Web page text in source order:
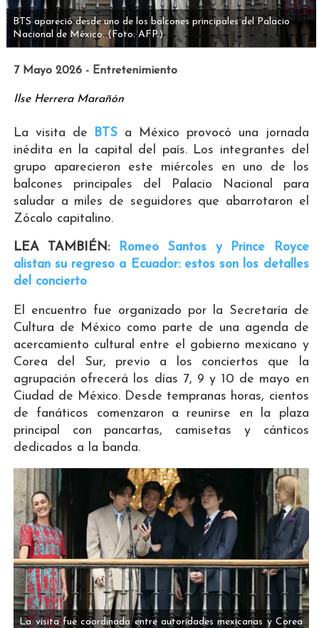
BTS apareció desde uno de los balcones principales del Palacio
Nacional de México. (Foto: AFP.)
7 Mayo 2026 - Entretenimiento
Ilse Herrera Marañón
La visita de BTS a México provocó una jornada
inédita en la capital del país. Los integrantes del
grupo aparecieron este miércoles en uno de los
balcones principales del Palacio Nacional para
saludar a miles de seguidores que abarrotaron el
Zócalo capitalino.
LEA TAMBIÉN:
Romeo Santos y Prince Royce
alistan su regreso a Ecuador: estos son los detalles
del concierto
El encuentro fue organizado por la Secretaría de
Cultura de México como parte de una agenda de
acercamiento cultural entre el gobierno mexicano y
Corea del Sur, previo a los conciertos que la
agrupación ofrecerá los días 7, 9 y 10 de mayo en
Ciudad de México. Desde tempranas horas, cientos
de fanáticos comenzaron a reunirse en la plaza
principal con pancartas, camisetas y cánticos
dedicados a la banda.
La visita fue coordinada entre autoridades mexicanas y Corea